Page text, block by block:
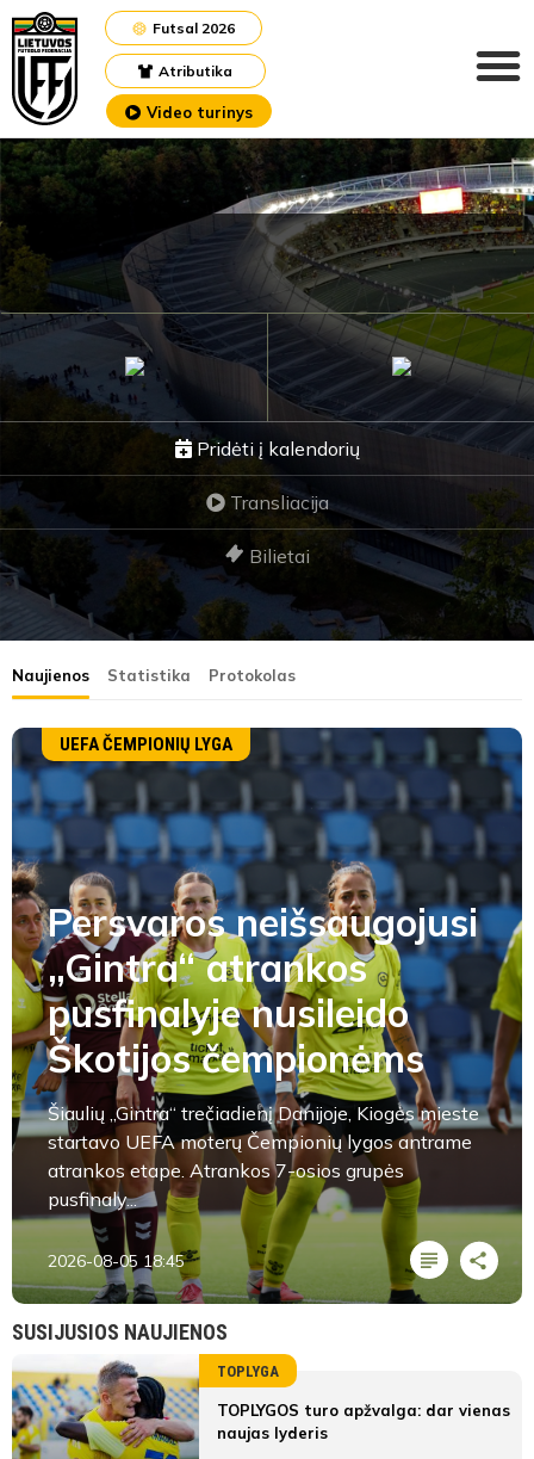
Atributika
Futsal 2026
Video turinys
Pridėti į kalendorių
Transliacija
Bilietai
Naujienos Statistika Protokolas
UEFA ČEMPIONIŲ LYGA
Persvaros neišsaugojusi
„Gintra“ atrankos
pusfinalyje nusileido
Škotijos čempionėms
Šiaulių „Gintra“ trečiadienį Danijoje, Kiogės mieste
startavo UEFA moterų Čempionių lygos antrame
atrankos etape. Atrankos 7-osios grupės
pusfinaly...
2026-08-05 18:45
SUSIJUSIOS NAUJIENOS
TOPLYGA
TOPLYGOS turo apžvalga: dar vienas
naujas lyderis